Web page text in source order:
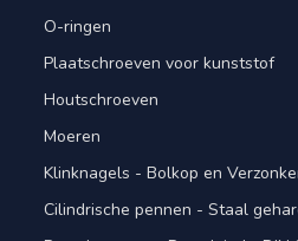
O-ringen
Plaatschroeven voor kunststof
Houtschroeven
Moeren
Klinknagels - Bolkop en
Cilindrische pennen - Staal